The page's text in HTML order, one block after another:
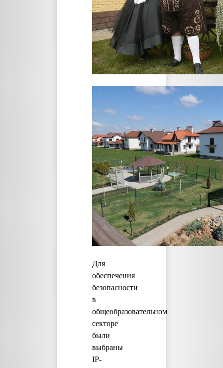
Для
обеспечения
безопасности
в
общеобразовательном
секторе
были
выбраны
IP-